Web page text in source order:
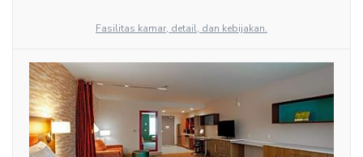
Fasilitas kamar, detail, dan kebijakan.